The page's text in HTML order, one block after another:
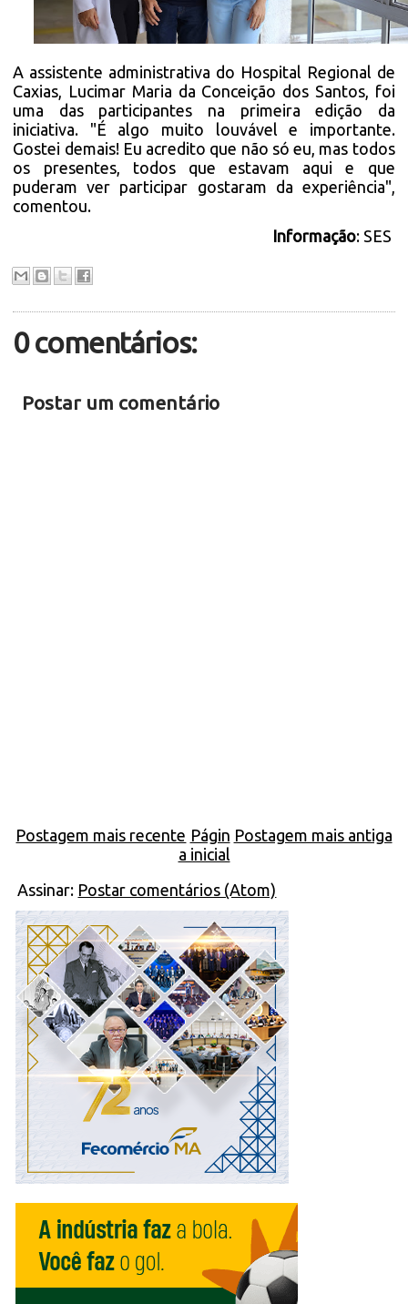
A assistente administrativa do Hospital Regional de
Caxias, Lucimar Maria da Conceição dos Santos, foi
uma das participantes na primeira edição da
iniciativa. "É algo muito louvável e importante.
Gostei demais! Eu acredito que não só eu, mas todos
os presentes, todos que estavam aqui e que
puderam ver participar gostaram da experiência",
comentou.
Informação: SES
0 comentários:
Postar um comentário
Postagem mais recente Postagem mais antiga
Págin
a inicial
Assinar: Postar comentários (Atom)